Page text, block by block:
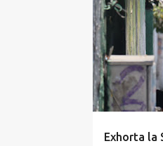
Exhorta la
GUERRERO